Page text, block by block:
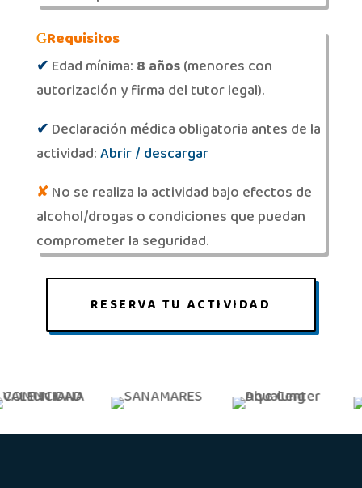
Requisitos
✔ Edad mínima: 8 años(menores con
autorización y firma del tutor legal).
✔ Declaración médica obligatoria antes de la
actividad:Abrir / descargar
✘No se realiza la actividad bajo efectos de
alcohol/drogas o condiciones que puedan
comprometer la seguridad.
RESERVA TU ACTIVIDAD